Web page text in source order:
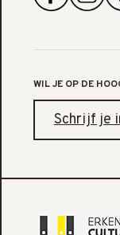
WIL JE OP DE
Schrijf je